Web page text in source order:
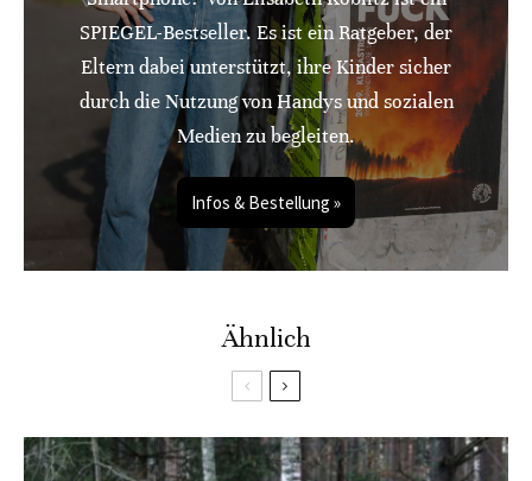
SPIEGEL-Bestseller. Es ist ein Ratgeber, der
Eltern dabei unterstützt, ihre Kinder sicher
durch die Nutzung von Handys und sozialen
Medien zu begleiten.
Infos & Bestellung »
Ähnlich